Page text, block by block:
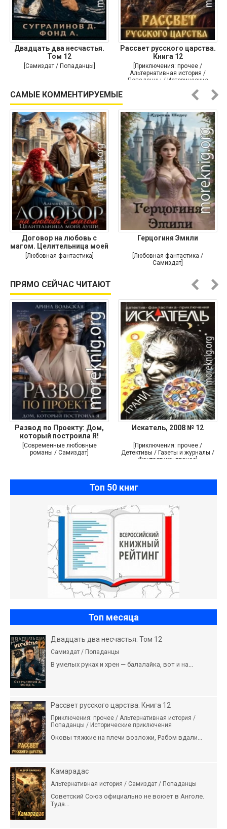
Двадцать два несчастья.
Том 12
[Самиздат / Попаданцы]
Рассвет русского царства.
Книга 12
[Приключения: прочее /
Альтернативная история /
Попаданцы / Исторические
САМЫЕ КОММЕНТИРУЕМЫЕ
Договор на любовь с
магом. Целительница моей
души
[Любовная фантастика]
Герцогиня Эмили
[Любовная фантастика /
Самиздат]
ПРЯМО СЕЙЧАС ЧИТАЮТ
Развод по Проекту: Дом,
который построила Я!
[Современные любовные
романы / Самиздат]
Искатель, 2008 № 12
[Приключения: прочее /
Детективы / Газеты и журналы /
Фантастика: прочее]
Топ 50 книг
Топ месяца
Двадцать два несчастья. Том 12
Самиздат / Попаданцы
В умелых руках и хрен — балалайка, вот и на...
Рассвет русского царства. Книга 12
Приключения: прочее / Альтернативная история /
Попаданцы / Исторические приключения
Оковы тяжкие на плечи возложи, Рабом вдали...
Камарадас
Альтернативная история / Самиздат / Попаданцы
Советский Союз официально не воюет в Анголе.
Туда...